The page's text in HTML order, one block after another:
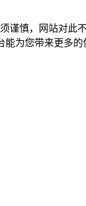
谨慎，网站对此
为您带来更多的